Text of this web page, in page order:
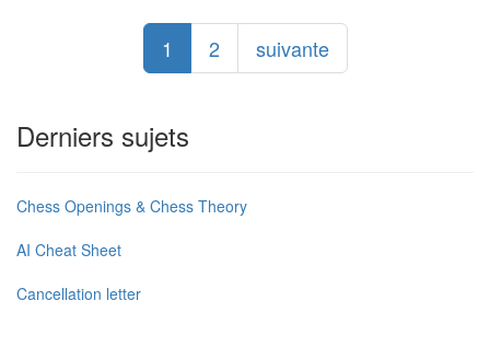
1 2 suivante
Derniers sujets
Chess Openings & Chess Theory
AI Cheat Sheet
Cancellation letter